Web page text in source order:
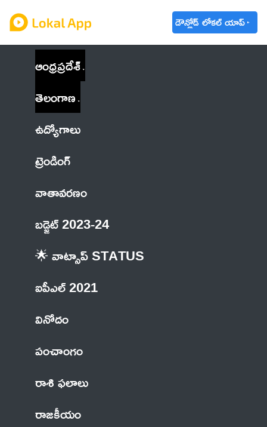
డౌన్లోడ్ లోకల్ యాప్
ఆంధ్రప్రదేశ్
తెలంగాణ
ఉద్యోగాలు
ట్రెండింగ్
వాతావరణం
బడ్జెట్ 2023-24
🌟 వాట్సాప్ STATUS
ఐపీఎల్ 2021
వినోదం
పంచాంగం
రాశి ఫలాలు
రాజకీయం